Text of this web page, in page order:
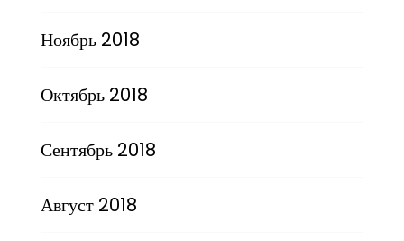
Ноябрь 2018
Октябрь 2018
Сентябрь 2018
Август 2018